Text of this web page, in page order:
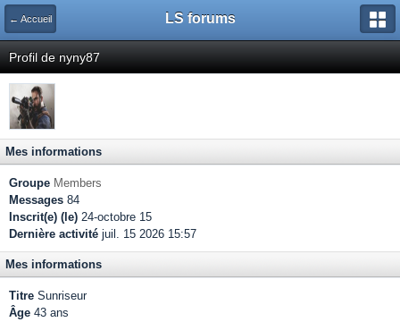
← Accueil LS forums
Profil de nyny87
Mes informations
Groupe Members
Messages 84
Inscrit(e) (le) 24-octobre 15
Dernière activité juil. 15 2026 15:57
Mes informations
Titre Sunriseur
Âge 43 ans